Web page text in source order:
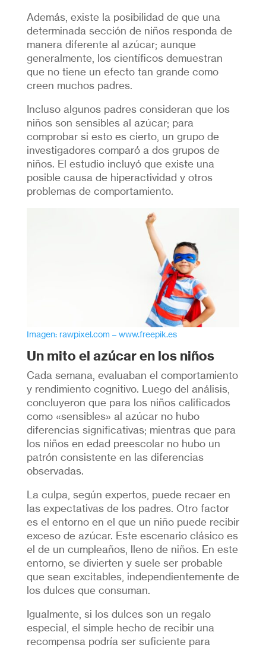
Además, existe la posibilidad de que una
determinada sección de niños responda de
manera diferente al azúcar; aunque
generalmente, los científicos demuestran
que no tiene un efecto tan grande como
creen muchos padres.
Incluso algunos padres consideran que los
niños son sensibles al azúcar; para
comprobar si esto es cierto, un grupo de
investigadores comparó a dos grupos de
niños. El estudio incluyó que existe una
posible causa de hiperactividad y otros
problemas de comportamiento.
Imagen: rawpixel.com – www.freepik.es
Un mito el azúcar en los niños
Cada semana, evaluaban el comportamiento
y rendimiento cognitivo. Luego del análisis,
concluyeron que para los niños calificados
como «sensibles» al azúcar no hubo
diferencias significativas; mientras que para
los niños en edad preescolar no hubo un
patrón consistente en las diferencias
observadas.
La culpa, según expertos, puede recaer en
las expectativas de los padres. Otro factor
es el entorno en el que un niño puede recibir
exceso de azúcar. Este escenario clásico es
el de un cumpleaños, lleno de niños. En este
entorno, se divierten y suele ser probable
que sean excitables, independientemente de
los dulces que consuman.
Igualmente, si los dulces son un regalo
especial, el simple hecho de recibir una
recompensa podría ser suficiente para